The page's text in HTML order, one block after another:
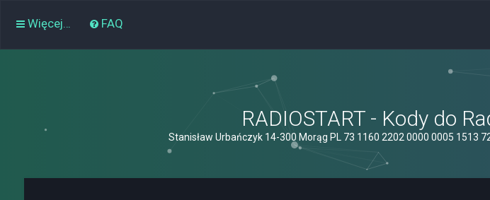
Więcej… FAQ
RADIOSTART - Kody do
Stanisław Urbańczyk 14-300 Morąg PL 73 1160 2202 0000 0005 1513